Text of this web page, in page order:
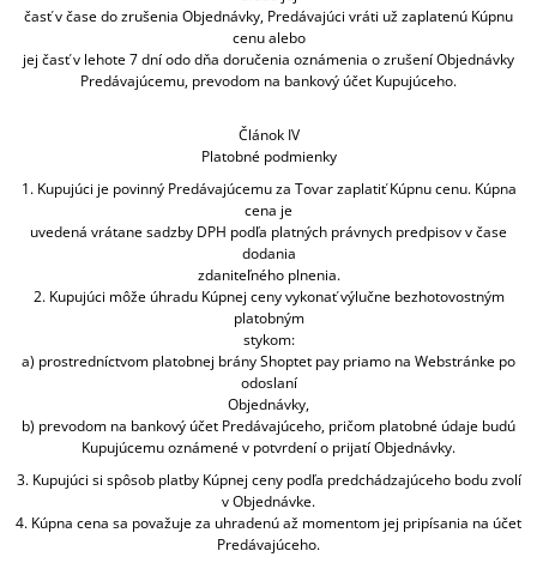
časť v čase do zrušenia Objednávky, Predávajúci vráti už zaplatenú Kúpnu
cenu alebo
jej časť v lehote 7 dní odo dňa doručenia oznámenia o zrušení Objednávky
Predávajúcemu, prevodom na bankový účet Kupujúceho.
Článok IV
Platobné podmienky
1. Kupujúci je povinný Predávajúcemu za Tovar zaplatiť Kúpnu cenu. Kúpna
cena je
uvedená vrátane sadzby DPH podľa platných právnych predpisov v čase
dodania
zdaniteľného plnenia.
2. Kupujúci môže úhradu Kúpnej ceny vykonať výlučne bezhotovostným
platobným
stykom:
a) prostredníctvom platobnej brány Shoptet pay priamo na Webstránke po
odoslaní
Objednávky,
b) prevodom na bankový účet Predávajúceho, pričom platobné údaje budú
Kupujúcemu oznámené v potvrdení o prijatí Objednávky.
3. Kupujúci si spôsob platby Kúpnej ceny podľa predchádzajúceho bodu zvolí
v Objednávke.
4. Kúpna cena sa považuje za uhradenú až momentom jej pripísania na účet
Predávajúceho.